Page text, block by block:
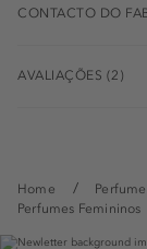
Home
Perfumes Femininos
CONTACTO DO
AVALIAÇÕES (2)